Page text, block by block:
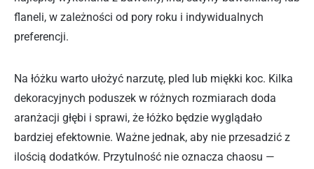
flaneli, w zależności od pory roku i indywidualnych
preferencji.
Na łóżku warto ułożyć narzutę, pled lub miękki koc. Kilka
dekoracyjnych poduszek w różnych rozmiarach doda
aranżacji głębi i sprawi, że łóżko będzie wyglądało
bardziej efektownie. Ważne jednak, aby nie przesadzić z
ilością dodatków. Przytulność nie oznacza chaosu —